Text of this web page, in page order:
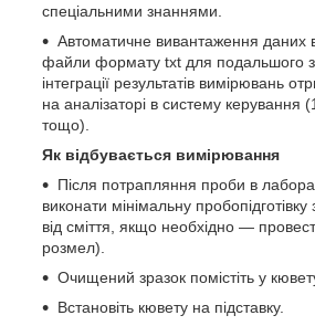
спеціальними знаннями.
Автоматичне вивантаження даних
файли формату txt для подальшого
інтеграції результатів вимірювань
на аналізаторі в систему керування
тощо).
Як відбувається вимірювання
Після потрапляння проби в
виконати мінімальну пробопідготівку
від сміття, якщо необхідно —
розмел).
Очищений зразок помістіть у
Встановіть кювету на підставку.